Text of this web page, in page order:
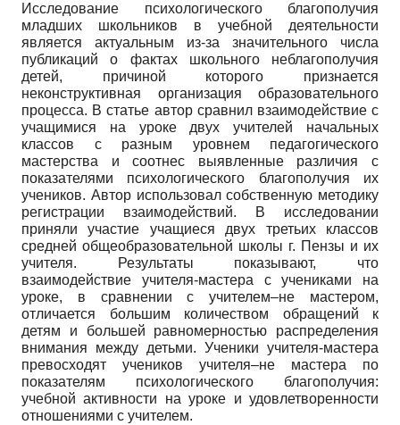
Исследование психологического благополучия
младших школьников в учебной деятельности
является актуальным из-за значительного числа
публикаций о фактах школьного неблагополучия
детей, причиной которого признается
неконструктивная организация образовательного
процесса. В статье автор сравнил взаимодействие с
учащимися на уроке двух учителей начальных
классов с разным уровнем педагогического
мастерства и соотнес выявленные различия с
показателями психологического благополучия их
учеников. Автор использовал собственную методику
регистрации взаимодействий. В исследовании
приняли участие учащиеся двух третьих классов
средней общеобразовательной школы г. Пензы и их
учителя. Результаты показывают, что
взаимодействие учителя-мастера с учениками на
уроке, в сравнении с учителем–не мастером,
отличается большим количеством обращений к
детям и большей равномерностью распределения
внимания между детьми. Ученики учителя-мастера
превосходят учеников учителя–не мастера по
показателям психологического благополучия:
учебной активности на уроке и удовлетворенности
отношениями с учителем.